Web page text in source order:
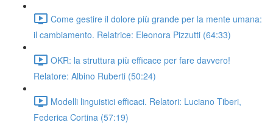
Come gestire il dolore più grande per la mente umana:
il cambiamento. Relatrice: Eleonora Pizzutti (64:33)
OKR: la struttura più efficace per fare davvero!
Relatore: Albino Ruberti (50:24)
Modelli linguistici efficaci. Relatori: Luciano Tiberi,
Federica Cortina (57:19)